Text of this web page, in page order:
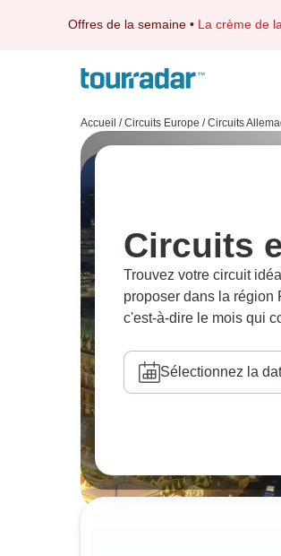
Offres de la semaine • La crème de
Accueil / Circuits Europe / Circuits
Circuits
Trouvez votre circuit
proposer dans la région
c'est-à-dire le mois qui
Sélectionnez la